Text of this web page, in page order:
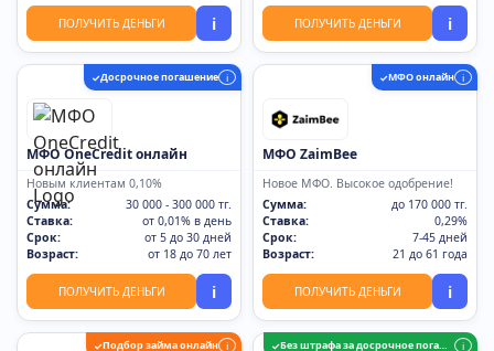
ПОЛУЧИТЬ ДЕНЬГИ i ПОЛУЧИТЬ ДЕНЬГИ i
✓Досрочное погашение i
МФО OneCredit онлайн
Новым клиентам 0,10%
Сумма:
30 000 - 300 000 тг.
Ставка:
от 0,01% в день
Срок:
от 5 до 30 дней
Возраст:
от 18 до 70 лет
ПОЛУЧИТЬ ДЕНЬГИ i
✓МФО онлайн i
МФО ZaimBee
Новое МФО. Высокое одобрение!
Сумма:
до 170 000 тг.
Ставка:
0,29%
Срок:
7-45 дней
Возраст:
21 до 61 года
ПОЛУЧИТЬ ДЕНЬГИ i
✓Подбор займа онлайн i ✓ Без штрафа за досрочное погашение i